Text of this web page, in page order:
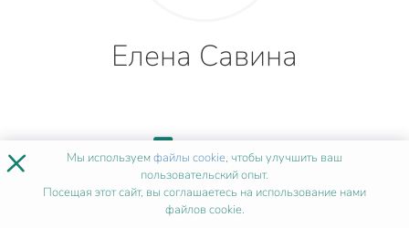
Елена Савина
5 лет
опыта
× Мы используемфайлы cookie, чтобы улучшить ваш
пользовательский опыт.
Посещая этот сайт, вы соглашаетесь на использование нами
файлов cookie.